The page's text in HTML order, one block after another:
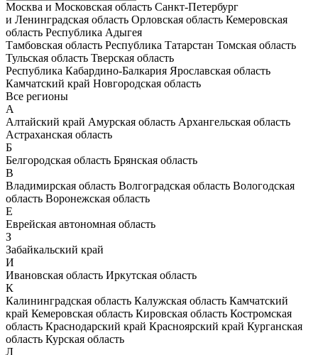
Москва и Московская область Санкт-Петербург
и Ленинградская область Орловская область Кемеровская
область Республика Адыгея
Тамбовская область Республика Татарстан Томская область
Тульская область Тверская область
Республика Кабардино-Балкария Ярославская область
Камчатский край Новгородская область
Все регионы
А
Алтайский край Амурская область Архангельская область
Астраханская область
Б
Белгородская область Брянская область
В
Владимирская область Волгоградская область Вологодская
область Воронежская область
Е
Еврейская автономная область
З
Забайкальский край
И
Ивановская область Иркутская область
К
Калининградская область Калужская область Камчатский
край Кемеровская область Кировская область Костромская
область Краснодарский край Красноярский край Курганская
область Курская область
Л